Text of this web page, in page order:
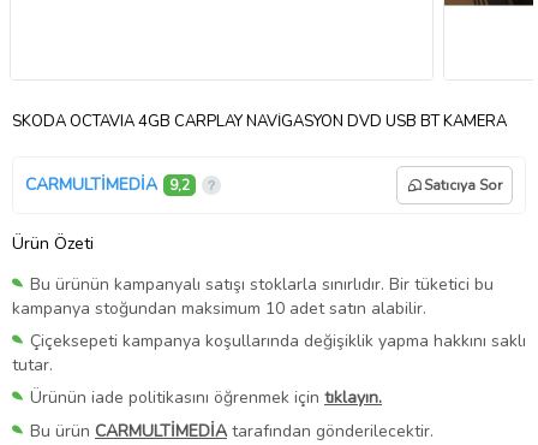
SKODA OCTAVIA 4GB CARPLAY NAVİGASYON DVD USB BT KAMERA
CARMULTİMEDİA 9,2 Satıcıya Sor
Ürün Özeti
Bu ürünün kampanyalı satışı stoklarla sınırlıdır. Bir tüketici bu
kampanya stoğundan maksimum 10 adet satın alabilir.
Çiçeksepeti kampanya koşullarında değişiklik yapma hakkını saklı
tutar.
Ürünün iade politikasını öğrenmek için tıklayın.
Bu ürün CARMULTİMEDİAtarafından gönderilecektir.